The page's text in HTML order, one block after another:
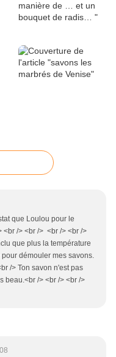
que Loulou pour le
<br /> <br /> <br /> <br />
que plus la température
démouler mes savons.
/> Ton savon n'est pas
beau.<br /> <br /> <br />